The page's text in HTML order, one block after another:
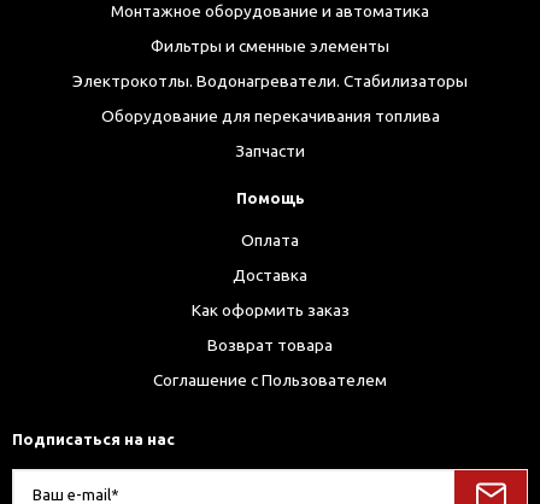
Монтажное оборудование и автоматика
Фильтры и сменные элементы
Электрокотлы. Водонагреватели. Стабилизаторы
Оборудование для перекачивания топлива
Запчасти
Помощь
Оплата
Доставка
Как оформить заказ
Возврат товара
Соглашение с Пользователем
Подписаться на нас